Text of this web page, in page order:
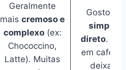
Geralmente
mais cremoso e
complexo(ex:
Chococcino,
Latte). Muitas
Gosto
simples
direto. O
em café
deixar